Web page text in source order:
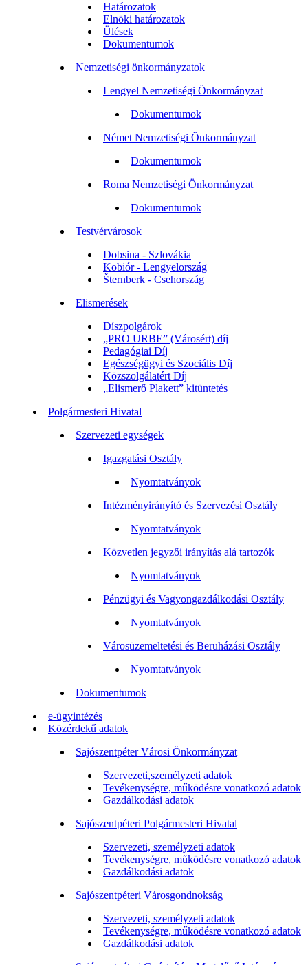
Határozatok
Elnöki határozatok
Ülések
Dokumentumok
Nemzetiségi önkormányzatok
Lengyel Nemzetiségi Önkormányzat
Dokumentumok
Német Nemzetiségi Önkormányzat
Dokumentumok
Roma Nemzetiségi Önkormányzat
Dokumentumok
Testvérvárosok
Dobsina - Szlovákia
Kobiór - Lengyelország
Šternberk - Csehország
Elismerések
Díszpolgárok
„PRO URBE” (Városért) díj
Pedagógiai Díj
Egészségügyi és Szociális Díj
Közszolgálatért Díj
„Elismerő Plakett” kitüntetés
Polgármesteri Hivatal
Szervezeti egységek
Igazgatási Osztály
Nyomtatványok
Intézményirányító és Szervezési Osztály
Nyomtatványok
Közvetlen jegyzői irányítás alá tartozók
Nyomtatványok
Pénzügyi és Vagyongazdálkodási Osztály
Nyomtatványok
Városüzemeltetési és Beruházási Osztály
Nyomtatványok
Dokumentumok
e-ügyintézés
Közérdekű adatok
Sajószentpéter Városi Önkormányzat
Szervezeti,személyzeti adatok
Tevékenységre, működésre vonatkozó adatok
Gazdálkodási adatok
Sajószentpéteri Polgármesteri Hivatal
Szervezeti, személyzeti adatok
Tevékenységre, működésre vonatkozó adatok
Gazdálkodási adatok
Sajószentpéteri Városgondnokság
Szervezeti, személyzeti adatok
Tevékenységre, működésre vonatkozó adatok
Gazdálkodási adatok